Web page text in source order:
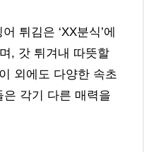
튀김은 ‘XX분식’에
, 갓 튀겨내 따뜻할
외에도 다양한 속초
각기 다른 매력을